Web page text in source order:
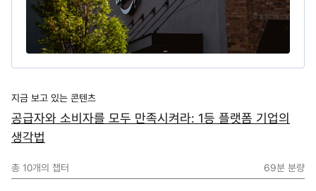
지금 보고 있는 콘텐츠
공급자와 소비자를 모두 만족시켜라: 1등 플랫폼 기업의
생각법
총 10개의 챕터 69분 분량